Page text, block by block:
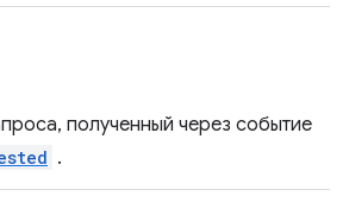
полученный через событие
.